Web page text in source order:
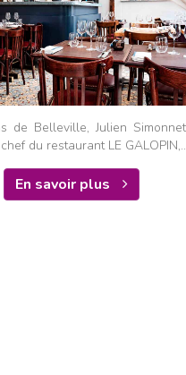
de Belleville, Julien
du restaurant LE
En savoir plus